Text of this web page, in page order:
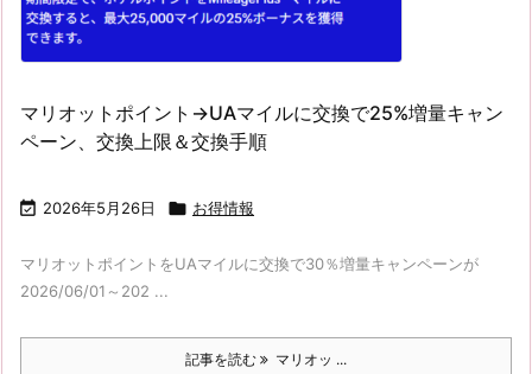
マリオットポイント→UAマイルに交換で25%増量キャン
ペーン、交換上限＆交換手順
 2026年5月26日  お得情報
マリオットポイントをUAマイルに交換で30％増量キャンペーンが
2026/06/01～202 ...
記事を読む マリオッ ...